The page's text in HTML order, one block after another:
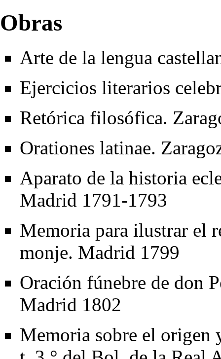
Obras
Arte de la lengua
Ejercicios literarios
Retórica filosófica.
Orationes latinae.
Aparato de la historia
Madrid 1791-1793
Memoria para ilustrar el
monje. Madrid 1799
Oración fúnebre de don
Madrid 1802
Memoria sobre el origen